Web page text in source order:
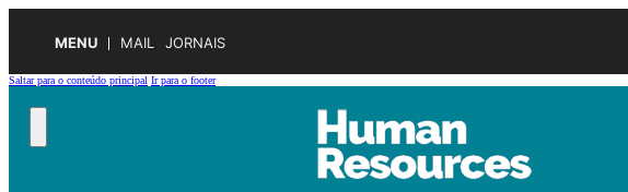
MENU MAIL JORNAIS
Saltar para o conteúdo principal Ir para o footer